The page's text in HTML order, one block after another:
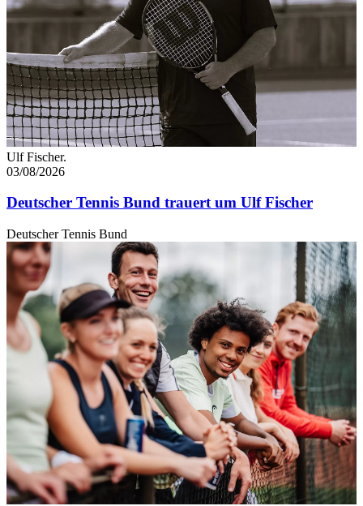
Ulf Fischer.
03/08/2026
Deutscher Tennis Bund trauert um Ulf Fischer
Deutscher Tennis Bund